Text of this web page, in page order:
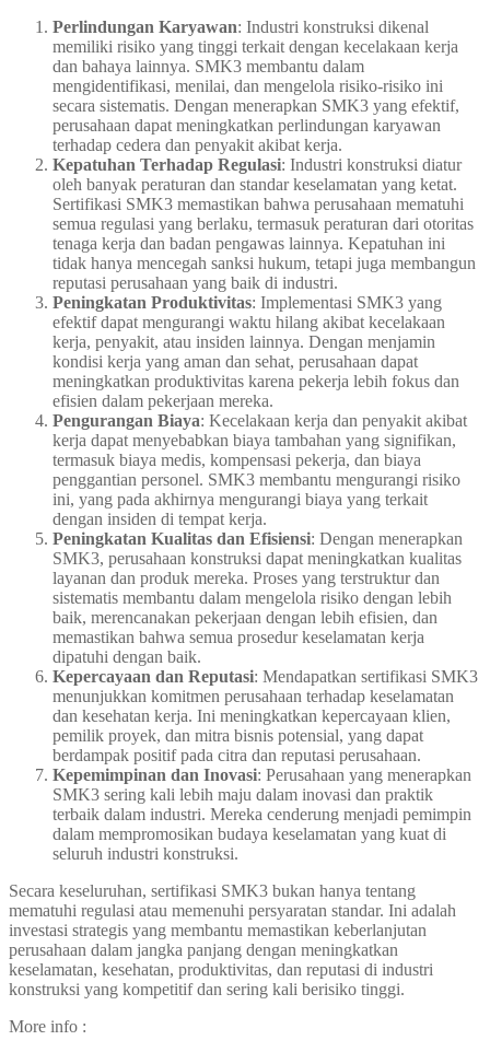
Perlindungan Karyawan: Industri konstruksi dikenal
memiliki risiko yang tinggi terkait dengan kecelakaan kerja
dan bahaya lainnya. SMK3 membantu dalam
mengidentifikasi, menilai, dan mengelola risiko-risiko ini
secara sistematis. Dengan menerapkan SMK3 yang efektif,
perusahaan dapat meningkatkan perlindungan karyawan
terhadap cedera dan penyakit akibat kerja.
Kepatuhan Terhadap Regulasi: Industri konstruksi diatur
oleh banyak peraturan dan standar keselamatan yang ketat.
Sertifikasi SMK3 memastikan bahwa perusahaan mematuhi
semua regulasi yang berlaku, termasuk peraturan dari otoritas
tenaga kerja dan badan pengawas lainnya. Kepatuhan ini
tidak hanya mencegah sanksi hukum, tetapi juga membangun
reputasi perusahaan yang baik di industri.
Peningkatan Produktivitas: Implementasi SMK3 yang
efektif dapat mengurangi waktu hilang akibat kecelakaan
kerja, penyakit, atau insiden lainnya. Dengan menjamin
kondisi kerja yang aman dan sehat, perusahaan dapat
meningkatkan produktivitas karena pekerja lebih fokus dan
efisien dalam pekerjaan mereka.
Pengurangan Biaya: Kecelakaan kerja dan penyakit akibat
kerja dapat menyebabkan biaya tambahan yang signifikan,
termasuk biaya medis, kompensasi pekerja, dan biaya
penggantian personel. SMK3 membantu mengurangi risiko
ini, yang pada akhirnya mengurangi biaya yang terkait
dengan insiden di tempat kerja.
Peningkatan Kualitas dan Efisiensi: Dengan menerapkan
SMK3, perusahaan konstruksi dapat meningkatkan kualitas
layanan dan produk mereka. Proses yang terstruktur dan
sistematis membantu dalam mengelola risiko dengan lebih
baik, merencanakan pekerjaan dengan lebih efisien, dan
memastikan bahwa semua prosedur keselamatan kerja
dipatuhi dengan baik.
Kepercayaan dan Reputasi: Mendapatkan sertifikasi SMK3
menunjukkan komitmen perusahaan terhadap keselamatan
dan kesehatan kerja. Ini meningkatkan kepercayaan klien,
pemilik proyek, dan mitra bisnis potensial, yang dapat
berdampak positif pada citra dan reputasi perusahaan.
Kepemimpinan dan Inovasi: Perusahaan yang menerapkan
SMK3 sering kali lebih maju dalam inovasi dan praktik
terbaik dalam industri. Mereka cenderung menjadi pemimpin
dalam mempromosikan budaya keselamatan yang kuat di
seluruh industri konstruksi.
Secara keseluruhan, sertifikasi SMK3 bukan hanya tentang
mematuhi regulasi atau memenuhi persyaratan standar. Ini adalah
investasi strategis yang membantu memastikan keberlanjutan
perusahaan dalam jangka panjang dengan meningkatkan
keselamatan, kesehatan, produktivitas, dan reputasi di industri
konstruksi yang kompetitif dan sering kali berisiko tinggi.
More info :